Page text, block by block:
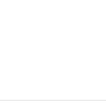
VONNÁ